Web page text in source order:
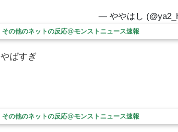
— ややはし
その他のネットの反応@モンストニュース速報
やばすぎ
その他のネットの反応@モンストニュース速報